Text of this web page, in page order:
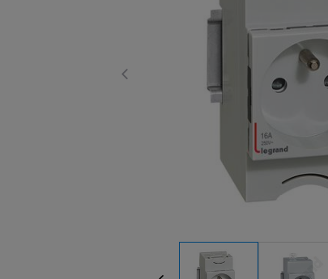
Pompy ciepła
Systemy bezpieczeństwa
Systemy HVAC
Technika instalacyjna
Optoelektronika
Przekaźniki
Rozłączniki i podstawy
Sterownie i
Wyłączniki, rozłączniki